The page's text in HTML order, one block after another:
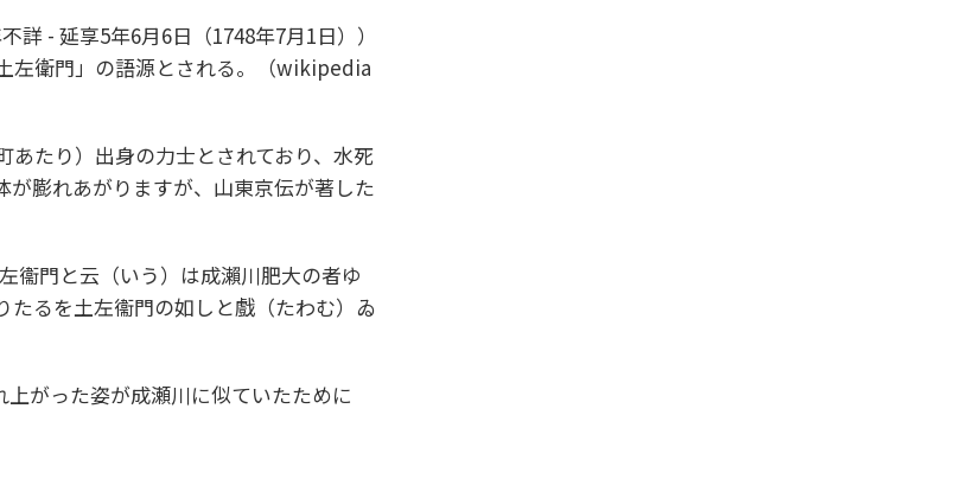
- 延享5年6月6日（1748年7月1日））
左衛門」の語源とされる。（wikipedia
たり）出身の力士とされており、水死
膨れあがりますが、山東京伝が著した
衞門と云（いう）は成瀨川肥大の者ゆ
るを土左衞門の如しと戲（たわむ）ゐ
がった姿が成瀬川に似ていたために